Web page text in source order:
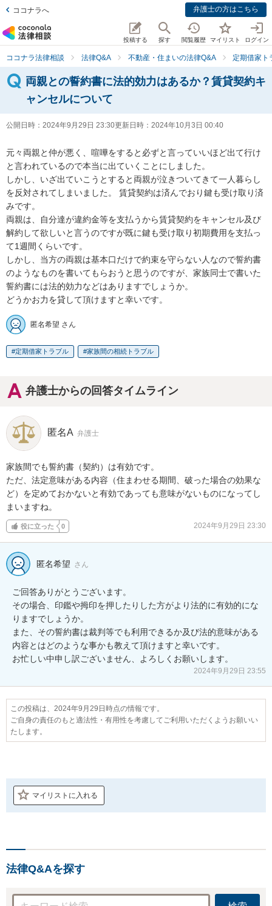
ココナラへ 弁護士の方はこちら
投稿する 探す 閲覧履歴 マイリスト ログイン
ココナラ法律相談 法律Q&A 不動産・住まいの法律Q&A 定期借家ト
両親との誓約書に法的効力はあるか？賃貸契約キ
ャンセルについて
公開日時： 2024年9月29日 23:30更新日時： 2024年10月3日 00:40
元々両親と仲が悪く、喧嘩をすると必ずと言っていいほど出て行け
と言われているので本当に出ていくことにしました。
しかし、いざ出ていこうとすると両親が泣きついてきて一人暮らし
を反対されてしまいました。 賃貸契約は済んでおり鍵も受け取り済
みです。
両親は、自分達が違約金等を支払うから賃貸契約をキャンセル及び
解約して欲しいと言うのですが既に鍵も受け取り初期費用を支払っ
て1週間くらいです。
しかし、当方の両親は基本口だけで約束を守らない人なので誓約書
のようなものを書いてもらおうと思うのですが、家族同士で書いた
誓約書には法的効力などはありますでしょうか。
どうかお力を貸して頂けますと幸いです。
匿名希望 さん
定期借家トラブル 家族間の相続トラブル
弁護士からの回答タイムライン
匿名A 弁護士
家族間でも誓約書（契約）は有効です。
ただ、法定意味がある内容（住まわせる期間、破った場合の効果な
ど）を定めておかないと有効であっても意味がないものになってし
まいますね。
役に立った 0 2024年9月29日 23:30
匿名希望 さん
ご回答ありがとうございます。
その場合、印鑑や拇印を押したりした方がより法的に有効的にな
りますでしょうか。
また、その誓約書は裁判等でも利用できるか及び法的意味がある
内容とはどのような事かも教えて頂けますと幸いです。
お忙しい中申し訳ございません、よろしくお願いします。
2024年9月29日 23:55
この投稿は、2024年9月29日時点の情報です。
ご自身の責任のもと適法性・有用性を考慮してご利用いただくようお願いい
たします。
マイリストに入れる
法律Q&Aを探す